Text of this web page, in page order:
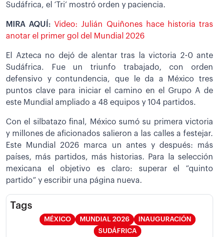
Sudáfrica, el ‘Tri’ mostró orden y paciencia.
MIRA AQUÍ: Video: Julián Quiñones hace historia tras
anotar el primer gol del Mundial 2026
El Azteca no dejó de alentar tras la victoria 2-0 ante
Sudáfrica. Fue un triunfo trabajado, con orden
defensivo y contundencia, que le da a México tres
puntos clave para iniciar el camino en el Grupo A de
este Mundial ampliado a 48 equipos y 104 partidos.
Con el silbatazo final, México sumó su primera victoria
y millones de aficionados salieron a las calles a festejar.
Este Mundial 2026 marca un antes y después: más
países, más partidos, más historias. Para la selección
mexicana el objetivo es claro: superar el “quinto
partido” y escribir una página nueva.
Tags
MÉXICO MUNDIAL 2026
INAUGURACIÓN
SUDÁFRICA